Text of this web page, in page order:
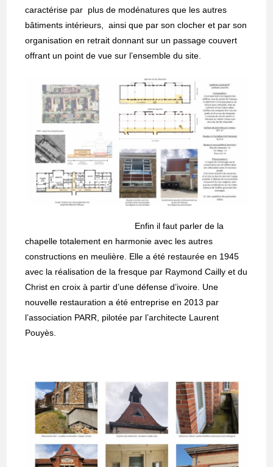
caractérise par plus de modénatures que les autres
bâtiments intérieurs, ainsi que par son clocher et par son
organisation en retrait donnant sur un passage couvert
offrant un point de vue sur l’ensemble du site.
Enfin il faut parler de la
chapelle totalement en harmonie avec les autres
constructions en meulière. Elle a été restaurée en 1945
avec la réalisation de la fresque par Raymond Cailly et du
Christ en croix à partir d’une défense d’ivoire. Une
nouvelle restauration a été entreprise en 2013 par
l’association PARR, pilotée par l’architecte Laurent
Pouyès.